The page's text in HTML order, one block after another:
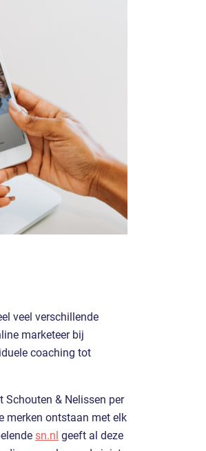
veel verschillende
marketeer bij
coaching tot
Schouten & Nelissen per
merken ontstaan met elk
sn.nl geeft al deze